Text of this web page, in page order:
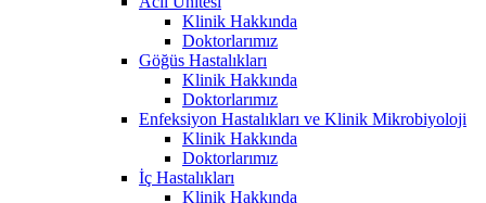
Klinik Hakkında
Doktorlarımız
Göğüs Hastalıkları
Klinik Hakkında
Doktorlarımız
Enfeksiyon Hastalıkları ve Klinik Mikrobiyoloji
Klinik Hakkında
Doktorlarımız
İç Hastalıkları
Klinik Hakkında